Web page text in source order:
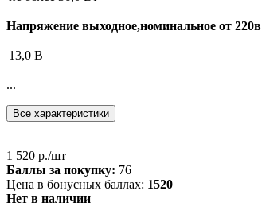
Напряжение выходное,номинальное от 220в
13,0 В
...
Все характеристики
1 520 р./шт
Баллы за покупку: 76
Цена в бонусных баллах: 1520
Нет в наличии